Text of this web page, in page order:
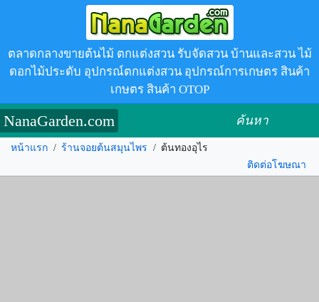
ตลาดกลางขายต้นไม้ ตกแต่งสวน รับจัดสวน บ้านและสวน ไม้
ดอกไม้ประดับ อุปกรณ์ตกแต่งสวน อุปกรณ์การเกษตร สินค้า
เกษตร สินค้า OTOP
NanaGarden.com ค้นหา
หน้าแรก / ร้านจอยต้นสมุนไพร / ต้นทองอุไร
ติดต่อโฆษณา